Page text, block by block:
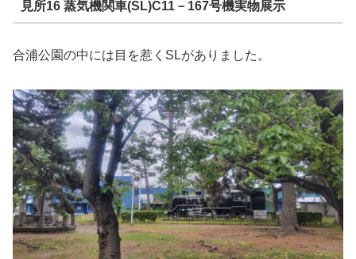
見所16 蒸気機関車(SL)C11－167号機実物展示
合浦公園の中には目を惹くSLがありました。